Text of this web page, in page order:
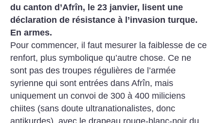
du canton d’Afrîn, le 23 janvier, lisent une
déclaration de résistance à l’invasion turque.
En armes.
Pour commencer, il faut mesurer la faiblesse de ce
renfort, plus symbolique qu’autre chose. Ce ne
sont pas des troupes régulières de l’armée
syrienne qui sont entrées dans Afrîn, mais
uniquement un convoi de 300 à 400 miliciens
chiites (sans doute ultranationalistes, donc
antikurdes), avec le drapeau rouge-blanc-noir du